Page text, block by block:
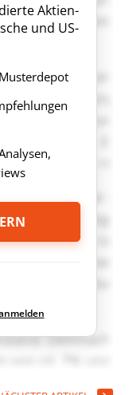
Aktien-
und US-